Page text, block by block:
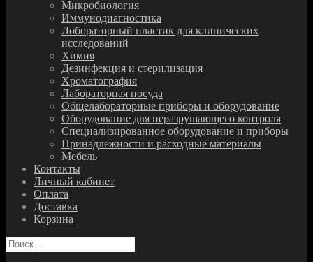
Микробиология
Иммунодиагностика
Лобораторный пластик для клинических
исследований
Химия
Дезинфекция и стерилизация
Хроматография
Лабораторная посуда
Общелабораторные приборы и оборудование
Оборудование для неразрушающего контроля
Специализированное оборудование и приборы
Принадлежности и расходные материалы
Мебель
Контакты
Личный кабинет
Оплата
Доставка
Корзина
Найти: